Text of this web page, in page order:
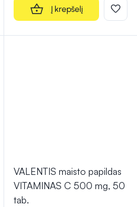
Į krepšelį
VALENTIS maisto papildas
VITAMINAS C 500 mg, 50
tab.